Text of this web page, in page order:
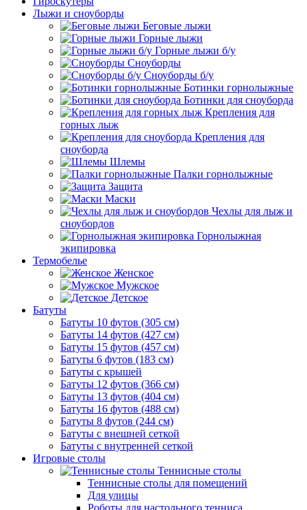
Лыжи и сноуборды
Беговые лыжи
Горные лыжи
Горные лыжи б/у
Сноуборды
Сноуборды б/у
Ботинки горнолыжные
Ботинки для сноуборда
Крепления для
горных лыж
Крепления для
сноуборда
Шлемы
Палки горнолыжные
Защита
Маски
Чехлы для лыж и
сноубордов
Горнолыжная
экипировка
Термобелье
Женское
Мужское
Детское
Батуты
Батуты 10 футов (305 см)
Батуты 14 футов (427 см)
Батуты 15 футов (457 см)
Батуты 6 футов (183 см)
Батуты с крышей
Батуты 12 футов (366 см)
Батуты 13 футов (404 см)
Батуты 16 футов (488 см)
Батуты 8 футов (244 см)
Батуты с внешней сеткой
Батуты с внутренней сеткой
Игровые столы
Теннисные столы
Теннисные столы для помещений
Для улицы
Роботы для настольного тенниса